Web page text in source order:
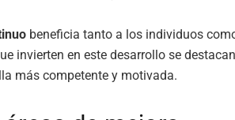
beneficia tanto a los individuos
invierten en este desarrollo se
más competente y motivada.